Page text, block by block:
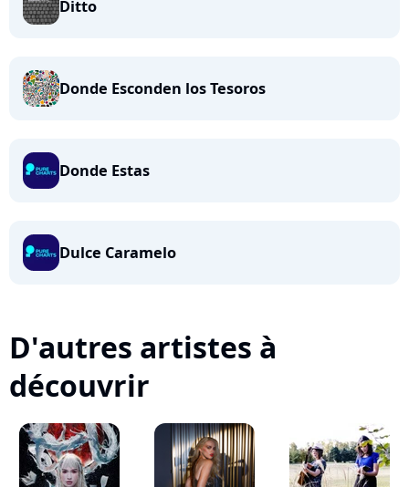
Ditto
Donde Esconden los Tesoros
Donde Estas
Dulce Caramelo
D'autres artistes à
découvrir